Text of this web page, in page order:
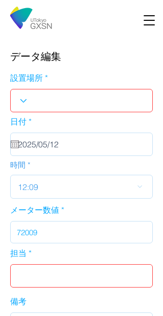
データ編集
設置場所
日付 *r
u
i
d
時間
12:09
メーター数値
担当
備考